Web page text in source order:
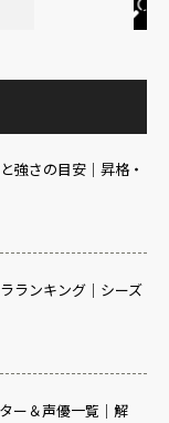
強さの目安｜昇格・
ランキング｜シーズ
ー＆声優一覧｜解